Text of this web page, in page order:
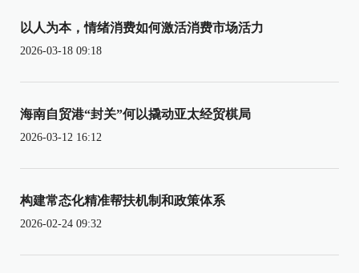
以人为本，情绪消费如何激活消费市场活力
2026-03-18 09:18
海南自贸港“封关”何以撬动亚太经贸棋局
2026-03-12 16:12
构建常态化精准帮扶机制和政策体系
2026-02-24 09:32